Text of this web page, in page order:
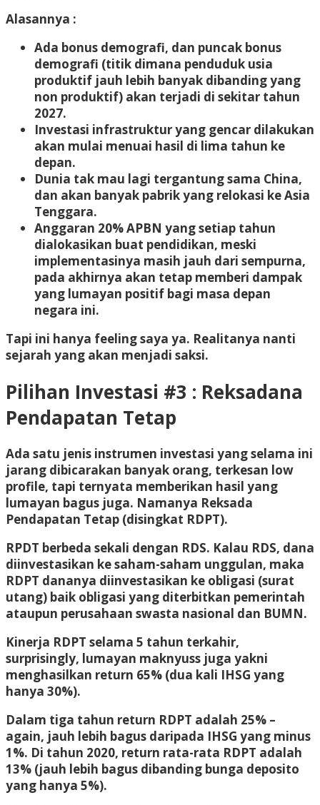
Alasannya :
Ada bonus demografi, dan puncak bonus
demografi (titik dimana penduduk usia
produktif jauh lebih banyak dibanding yang
non produktif) akan terjadi di sekitar tahun
2027.
Investasi infrastruktur yang gencar dilakukan
akan mulai menuai hasil di lima tahun ke
depan.
Dunia tak mau lagi tergantung sama China,
dan akan banyak pabrik yang relokasi ke Asia
Tenggara.
Anggaran 20% APBN yang setiap tahun
dialokasikan buat pendidikan, meski
implementasinya masih jauh dari sempurna,
pada akhirnya akan tetap memberi dampak
yang lumayan positif bagi masa depan
negara ini.
Tapi ini hanya feeling saya ya. Realitanya nanti
sejarah yang akan menjadi saksi.
Pilihan Investasi #3 : Reksadana
Pendapatan Tetap
Ada satu jenis instrumen investasi yang selama ini
jarang dibicarakan banyak orang, terkesan low
profile, tapi ternyata memberikan hasil yang
lumayan bagus juga. Namanya Reksada
Pendapatan Tetap (disingkat RDPT).
RPDT berbeda sekali dengan RDS. Kalau RDS, dana
diinvestasikan ke saham-saham unggulan, maka
RDPT dananya diinvestasikan ke obligasi (surat
utang) baik obligasi yang diterbitkan pemerintah
ataupun perusahaan swasta nasional dan BUMN.
Kinerja RDPT selama 5 tahun terkahir,
surprisingly, lumayan maknyuss juga yakni
menghasilkan return 65% (dua kali IHSG yang
hanya 30%).
Dalam tiga tahun return RDPT adalah 25% –
again, jauh lebih bagus daripada IHSG yang minus
1%. Di tahun 2020, return rata-rata RDPT adalah
13% (jauh lebih bagus dibanding bunga deposito
yang hanya 5%).